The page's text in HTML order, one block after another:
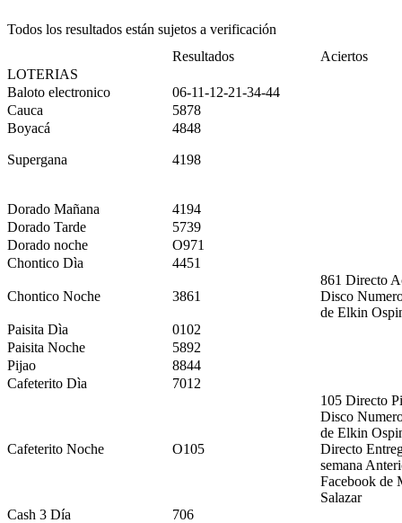
Todos los resultados están sujetos a verificación
Resultados
Aciertos
LOTERIAS
Baloto electronico
06-11-12-21-34-44
Cauca
5878
Boyacá
4848
Supergana 4198
Dorado Mañana
4194
Dorado Tarde
5739
Dorado noche
O971
Chontico Dìa
4451
Chontico Noche 3861
861 Directo
Disco
de Elkin
Paisita Dìa
0102
Paisita Noche
5892
Pijao
8844
Cafeterito Dìa
7012
Cafeterito Noche O105
105 Directo
Disco
de Elkin
Directo
semana
Facebook de
Salazar
Cash 3 Día
706